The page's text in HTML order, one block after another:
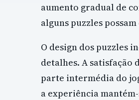
aumento gradual de
alguns puzzles
O design dos puzzles
detalhes. A satisfação
parte intermédia do
a experiência